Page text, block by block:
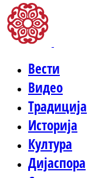
Вести
Видео
Традиција
Историја
Култура
Дијаспора